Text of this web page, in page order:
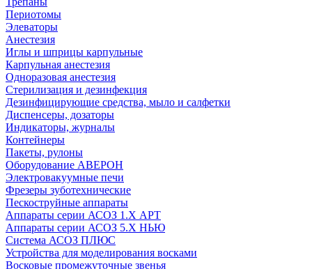
Периотомы
Элеваторы
Анестезия
Иглы и шприцы карпульные
Карпульная анестезия
Одноразовая анестезия
Стерилизация и дезинфекция
Дезинфицирующие средства, мыло и салфетки
Диспенсеры, дозаторы
Индикаторы, журналы
Контейнеры
Пакеты, рулоны
Оборудование АВЕРОН
Электровакуумные печи
Фрезеры зуботехнические
Пескоструйные аппараты
Аппараты серии АСОЗ 1.Х АРТ
Аппараты серии АСОЗ 5.Х НЬЮ
Система АСОЗ ПЛЮС
Устройства для моделирования восками
Восковые промежуточные звенья